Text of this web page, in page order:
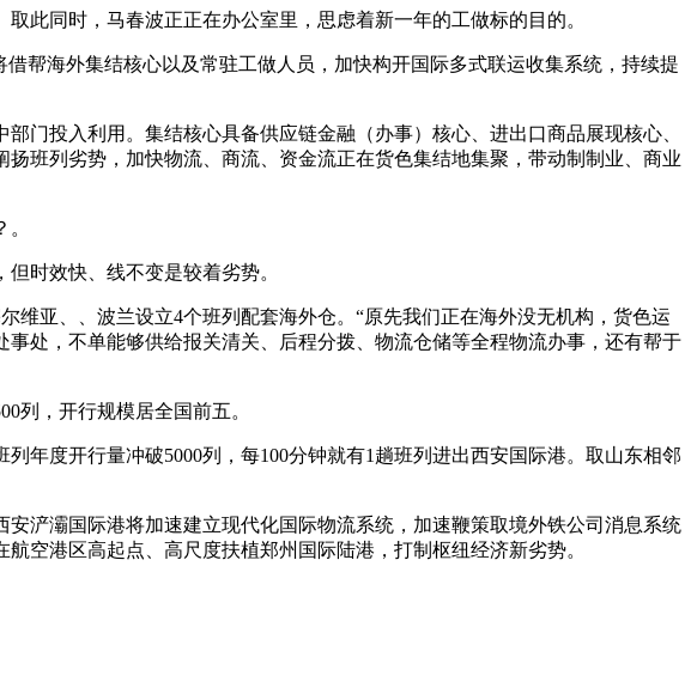
同时，马春波正正在办公室里，思虑着新一年的工做标的目的。
海外集结核心以及常驻工做人员，加快构开国际多式联运收集系统，持续提
投入利用。集结核心具备供应链金融（办事）核心、进出口商品展现核心、
班列劣势，加快物流、商流、资金流正在货色集结地集聚，带动制制业、商业
时效快、线不变是较着劣势。
亚、、波兰设立4个班列配套海外仓。“原先我们正在海外没无机构，货色运
处，不单能够供给报关清关、后程分拨、物流仓储等全程物流办事，还有帮于
列，开行规模居全国前五。
度开行量冲破5000列，每100分钟就有1趟班列进出西安国际港。取山东相邻
浐灞国际港将加速建立现代化国际物流系统，加速鞭策取境外铁公司消息系统
空港区高起点、高尺度扶植郑州国际陆港，打制枢纽经济新劣势。